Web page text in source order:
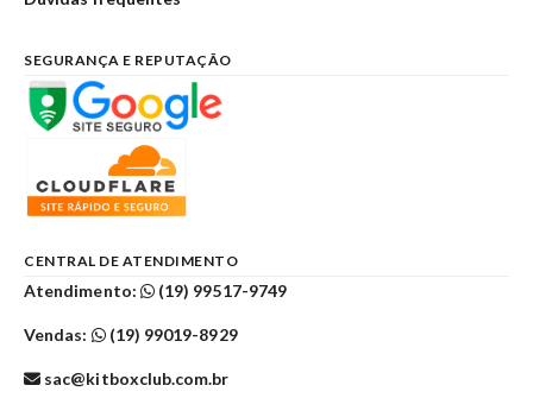
SEGURANÇA E REPUTAÇÃO
CENTRAL DE ATENDIMENTO
Atendimento: (19) 99517-9749
Vendas: (19) 99019-8929
sac@kitboxclub.com.br